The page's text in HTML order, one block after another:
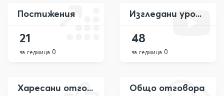
Постижения
21
за седмица 0
Изгледани уроци
48
за седмица 0
Харесани отговора Общо отговора